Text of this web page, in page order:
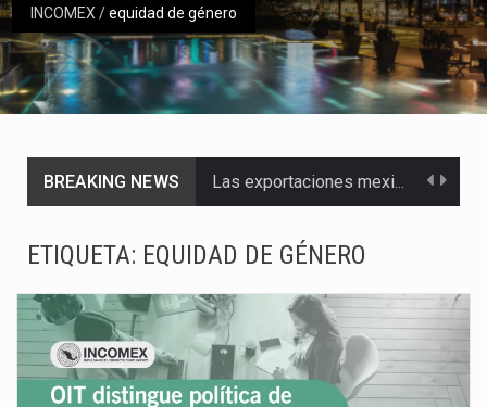
INCOMEX/equidad de género
BREAKING NEWS Las exportaciones mexicanas de vehículos ligeros disminuyeron 9.67 % en julio a tasa anual, alcanzando…
Solo el 17.8 % de las empresas en México se considera totalmente preparada para la…
Ante la suspensión temporal de las inspecciones sanitarias del Departamento de Agricultura de Estados Unidos…
ETIQUETA: EQUIDAD DE GÉNERO